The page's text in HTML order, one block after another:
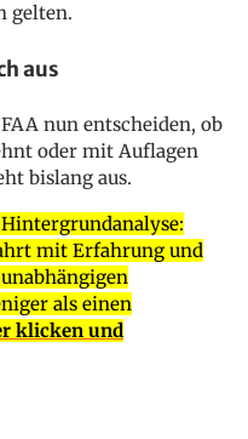
gelten.
aus
nun entscheiden, ob
oder mit Auflagen
bislang aus.
mit Erfahrung und
als einen
klicken und